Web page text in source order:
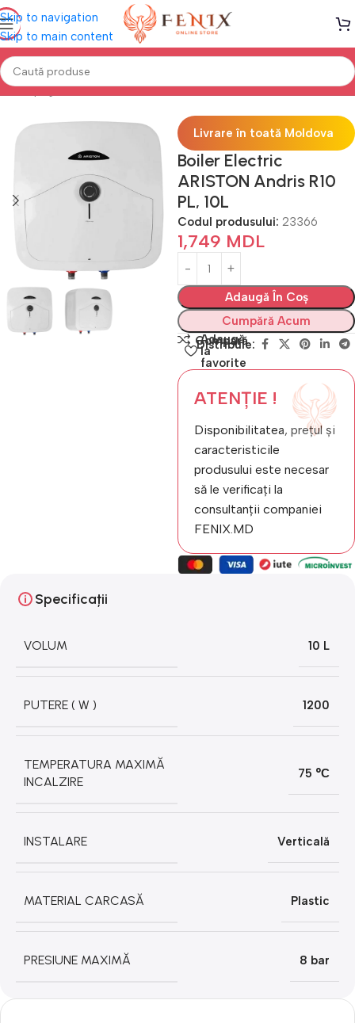
Skip to navigation
Skip to main content
Prima pagină Electrocasnice Boilere electrice
Livrare în toată Moldova
Boiler Electric
ARISTON Andris R10
PL, 10L
Codul produsului: 23366
1,749 MDL
Adaugă În Coș
Cumpără Acum
Compară
Adaugă
la
favorite
Distribuie:
ATENȚIE !
Disponibilitatea, prețul și
caracteristicile
produsului este necesar
să le verificați la
consultanții companiei
FENIX.MD
Specificații
VOLUM 10 L
PUTERE ( W ) 1200
TEMPERATURA MAXIMĂ
INCALZIRE
75 °С
INSTALARE Verticală
MATERIAL CARCASĂ Plastic
PRESIUNE MAXIMĂ 8 bar